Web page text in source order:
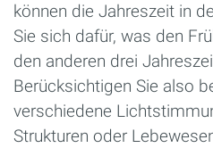
können die Jahreszeit in
Sie sich dafür, was den
den anderen drei
Berücksichtigen Sie also
verschiedene
Strukturen oder